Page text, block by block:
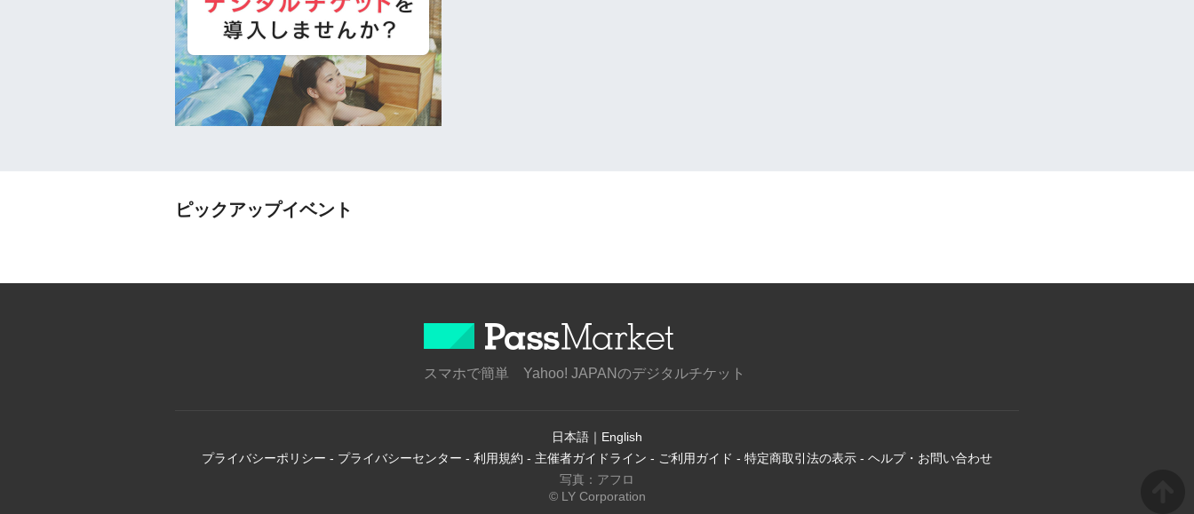
ピックアップイベント
スマホで簡単 Yahoo! JAPANのデジタルチケット
日本語 ｜ English
プライバシーポリシー - プライバシーセンター - 利用規約 - 主催者ガイドライン - ご利用ガイド - 特定商取引法の表示 - ヘルプ・お問い合わせ
写真：アフロ
© LY Corporation